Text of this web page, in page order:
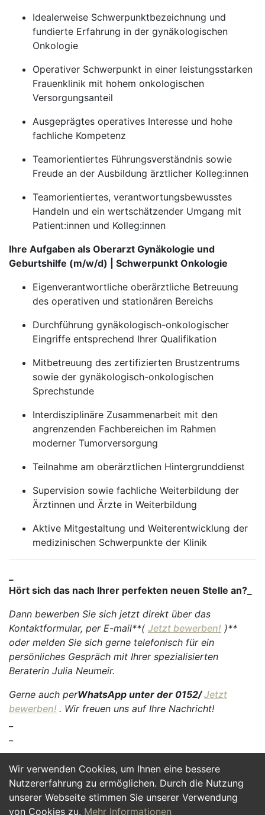
Wir verwenden Cookies, um Ihnen eine bessere
Nutzererfahrung zu ermöglichen. Durch die Nutzung
unserer Webseite stimmen Sie unserer Verwendung
von Cookies zu. Mehr Informationen
Idealerweise Schwerpunktbezeichnung und
fundierte Erfahrung in der gynäkologischen
Onkologie
Operativer Schwerpunkt in einer leistungsstarken
Frauenklinik mit hohem onkologischen
Versorgungsanteil
Ausgeprägtes operatives Interesse und hohe
fachliche Kompetenz
Teamorientiertes Führungsverständnis sowie
Freude an der Ausbildung ärztlicher Kolleg:innen
Teamorientiertes, verantwortungsbewusstes
Handeln und ein wertschätzender Umgang mit
Patient:innen und Kolleg:innen
Ihre Aufgaben als Oberarzt Gynäkologie und
Geburtshilfe (m/w/d) | Schwerpunkt Onkologie
Eigenverantwortliche oberärztliche Betreuung
des operativen und stationären Bereichs
Durchführung gynäkologisch-onkologischer
Eingriffe entsprechend Ihrer Qualifikation
Mitbetreuung des zertifizierten Brustzentrums
sowie der gynäkologisch-onkologischen
Sprechstunde
Interdisziplinäre Zusammenarbeit mit den
angrenzenden Fachbereichen im Rahmen
moderner Tumorversorgung
Teilnahme am oberärztlichen Hintergrunddienst
Supervision sowie fachliche Weiterbildung der
Ärztinnen und Ärzte in Weiterbildung
Aktive Mitgestaltung und Weiterentwicklung der
medizinischen Schwerpunkte der Klinik
Hört sich das nach Ihrer perfekten neuen Stelle an?_
Dann bewerben Sie sich jetzt direkt über das
Kontaktformular, per E-mail**( Jetzt bewerben! )**
oder melden Sie sich gerne telefonisch für ein
persönliches Gespräch mit Ihrer spezialisierten
Beraterin Julia Neumeir.
Gerne auch perWhatsApp unter der 0152/Jetzt
bewerben! . Wir freuen uns auf Ihre Nachricht!
Jetzt Bewerben